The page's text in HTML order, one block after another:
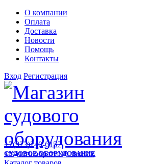
О компании
Оплата
Доставка
Новости
Помощь
Контакты
Вход Регистрация
СУДОВОЕ ОБОРУДОВАНИЕ
+7(923)240-6157
заказать обратный звонок